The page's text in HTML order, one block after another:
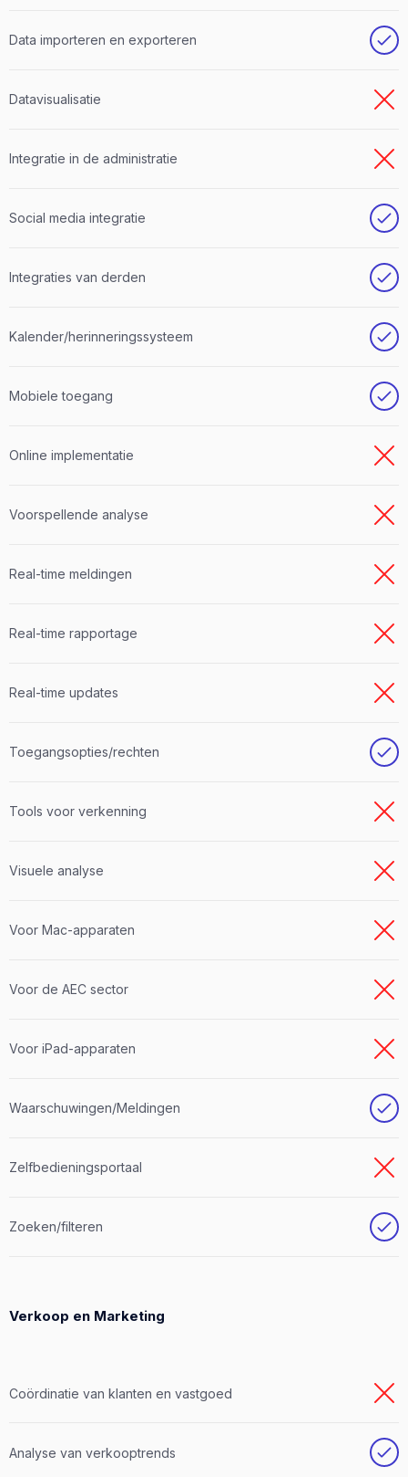
Data importeren en exporteren
Datavisualisatie
Integratie in de administratie
Social media integratie
Integraties van derden
Kalender/herinneringssysteem
Mobiele toegang
Online implementatie
Voorspellende analyse
Real-time meldingen
Real-time rapportage
Real-time updates
Toegangsopties/rechten
Tools voor verkenning
Visuele analyse
Voor Mac-apparaten
Voor de AEC sector
Voor iPad-apparaten
Waarschuwingen/Meldingen
Zelfbedieningsportaal
Zoeken/filteren
Verkoop en Marketing
Coördinatie van klanten en vastgoed
Analyse van verkooptrends